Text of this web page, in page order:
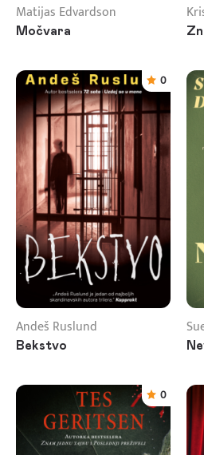
Matijas Edvardson
Močvara
0
Andeš Ruslund
Bekstvo
0